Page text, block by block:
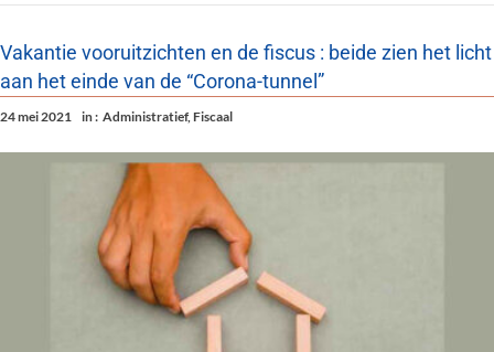
Vakantie vooruitzichten en de fiscus : beide zien het licht
aan het einde van de “Corona-tunnel”
24 mei 2021 in : Administratief,Fiscaal